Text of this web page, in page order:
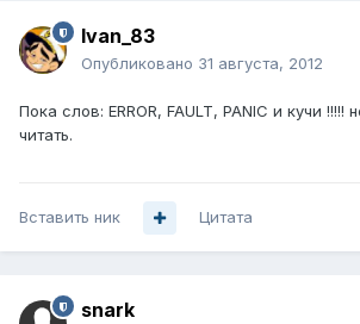
Ivan_83
Опубликовано 31 августа, 2012
Пока слов: ERROR, FAULT, PANIC и кучи !!!!!
читать.
Вставить ник Цитата
snark